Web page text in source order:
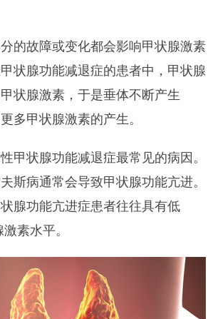
的故障或变化都会影响甲状腺激素
状腺功能减退症的患者中，甲状腺
状腺激素，于是垂体不断产生
多甲状腺激素的产生。
甲状腺功能减退症最常见的病因。
斯病通常会导致甲状腺功能亢进。
腺功能亢进症患者往往具有低
素水平。